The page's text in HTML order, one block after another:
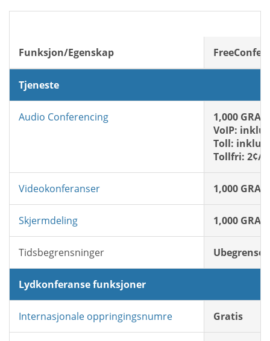
Funksjon/Egenskap
Tjeneste
Audio Conferencing
1,000
VoIP:
Toll:
Tollfri: 2¢/
Videokonferanser 1,000
Skjermdeling 1,000
Tidsbegrensninger Ubegrenset
Lydkonferanse funksjoner
Internasjonale oppringingsnumre Gratis